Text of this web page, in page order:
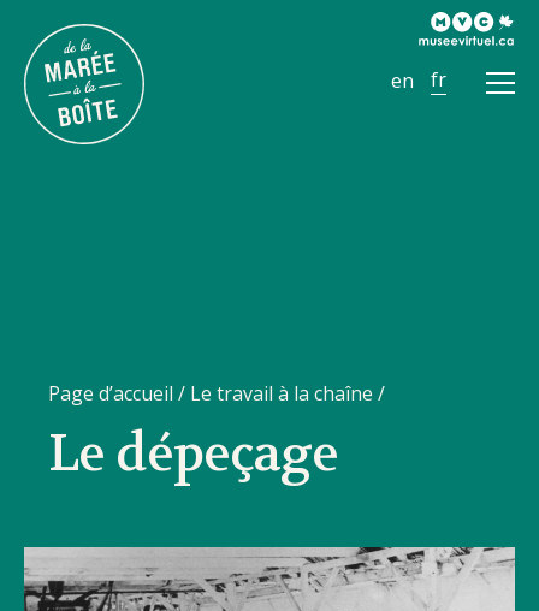
Page d’accueil / Le travail à la chaîne /
Le dépeçage